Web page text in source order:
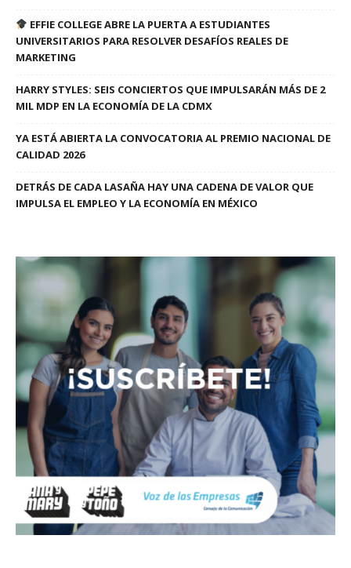
EFFIE COLLEGE ABRE LA PUERTA A ESTUDIANTES
UNIVERSITARIOS PARA RESOLVER DESAFÍOS REALES DE
MARKETING
HARRY STYLES: SEIS CONCIERTOS QUE IMPULSARÁN MÁS DE 2
MIL MDP EN LA ECONOMÍA DE LA CDMX
YA ESTÁ ABIERTA LA CONVOCATORIA AL PREMIO NACIONAL DE
CALIDAD 2026
DETRÁS DE CADA LASAÑA HAY UNA CADENA DE VALOR QUE
IMPULSA EL EMPLEO Y LA ECONOMÍA EN MÉXICO